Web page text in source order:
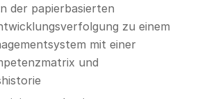
der papierbasierten
zu einem
mit einer
und